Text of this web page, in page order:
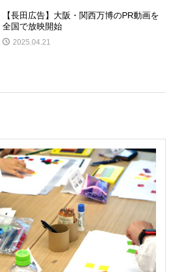
【長田広告】大阪・関西万博のPR動画を
全国で放映開始
2025.04.21